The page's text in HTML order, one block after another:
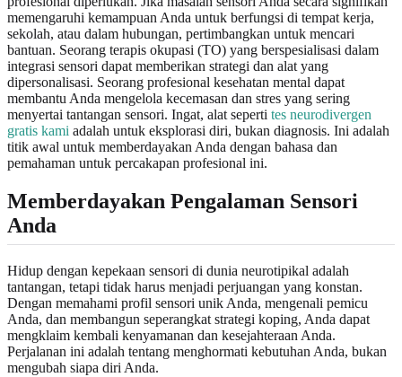
memengaruhi kemampuan Anda untuk berfungsi di tempat kerja,
sekolah, atau dalam hubungan, pertimbangkan untuk mencari
bantuan. Seorang terapis okupasi (TO) yang berspesialisasi dalam
integrasi sensori dapat memberikan strategi dan alat yang
dipersonalisasi. Seorang profesional kesehatan mental dapat
membantu Anda mengelola kecemasan dan stres yang sering
menyertai tantangan sensori. Ingat, alat seperti tes neurodivergen
gratis kami adalah untuk eksplorasi diri, bukan diagnosis. Ini adalah
titik awal untuk memberdayakan Anda dengan bahasa dan
pemahaman untuk percakapan profesional ini.
Memberdayakan Pengalaman Sensori
Anda
Hidup dengan kepekaan sensori di dunia neurotipikal adalah
tantangan, tetapi tidak harus menjadi perjuangan yang konstan.
Dengan memahami profil sensori unik Anda, mengenali pemicu
Anda, dan membangun seperangkat strategi koping, Anda dapat
mengklaim kembali kenyamanan dan kesejahteraan Anda.
Perjalanan ini adalah tentang menghormati kebutuhan Anda, bukan
mengubah siapa diri Anda.